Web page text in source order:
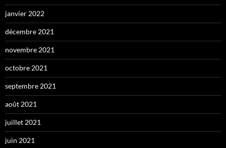
janvier 2022
décembre 2021
novembre 2021
octobre 2021
septembre 2021
août 2021
juillet 2021
juin 2021